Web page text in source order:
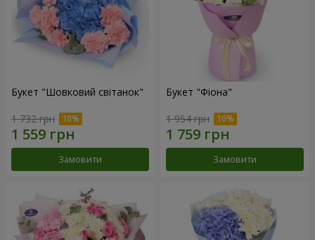
Букет "Шовковий світанок"
1 732 грн
Замовити
Букет "Фіона"
1 954 грн
Замовити